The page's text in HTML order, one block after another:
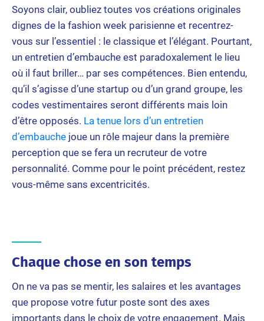
Soyons clair, oubliez toutes vos créations originales
dignes de la fashion week parisienne et recentrez-
vous sur l’essentiel : le classique et l’élégant. Pourtant,
un entretien d’embauche est paradoxalement le lieu
où il faut briller… par ses compétences. Bien entendu,
qu’il s’agisse d’une startup ou d’un grand groupe, les
codes vestimentaires seront différents mais loin
d’être opposés. La tenue lors d’un entretien
d’embauche joue un rôle majeur dans la première
perception que se fera un recruteur de votre
personnalité. Comme pour le point précédent, restez
vous-même sans excentricités.
Chaque chose en son temps
On ne va pas se mentir, les salaires et les avantages
que propose votre futur poste sont des axes
importants dans le choix de votre engagement. Mais